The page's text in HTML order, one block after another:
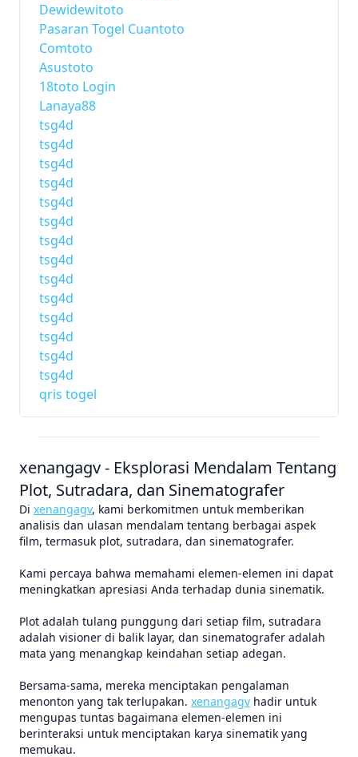
Dewidewitoto
Pasaran Togel Cuantoto
Comtoto
Asustoto
18toto Login
Lanaya88
tsg4d
tsg4d
tsg4d
tsg4d
tsg4d
tsg4d
tsg4d
tsg4d
tsg4d
tsg4d
tsg4d
tsg4d
tsg4d
tsg4d
qris togel
xenangagv - Eksplorasi Mendalam Tentang
Plot, Sutradara, dan Sinematografer
Di xenangagv, kami berkomitmen untuk memberikan
analisis dan ulasan mendalam tentang berbagai aspek
film, termasuk plot, sutradara, dan sinematografer.
Kami percaya bahwa memahami elemen-elemen ini dapat
meningkatkan apresiasi Anda terhadap dunia sinematik.
Plot adalah tulang punggung dari setiap film, sutradara
adalah visioner di balik layar, dan sinematografer adalah
mata yang menangkap keindahan setiap adegan.
Bersama-sama, mereka menciptakan pengalaman
menonton yang tak terlupakan. xenangagv hadir untuk
mengupas tuntas bagaimana elemen-elemen ini
berinteraksi untuk menciptakan karya sinematik yang
memukau.